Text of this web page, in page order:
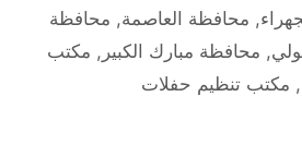
, محافظة العاصمة, محافظة
, محافظة مبارك الكبير , مكتب
, مكتب تنظيم حفلات